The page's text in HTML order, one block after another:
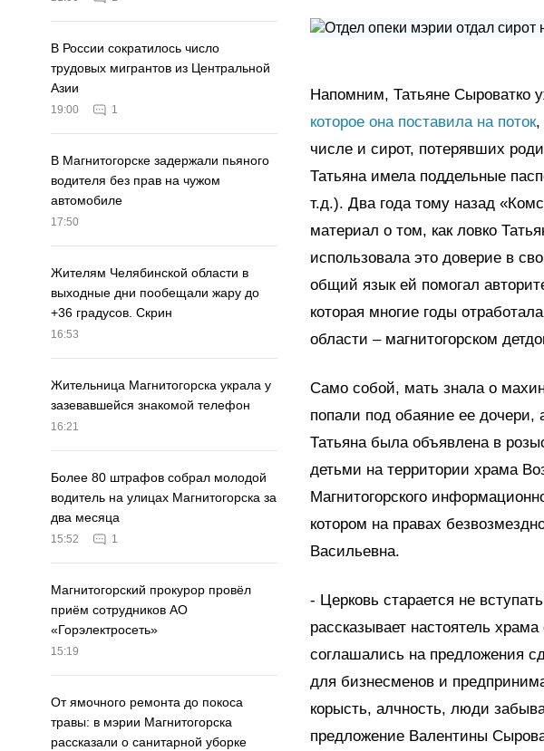
В России сократилось число
трудовых мигрантов из Центральной
Азии
19:00 1
В Магнитогорске задержали пьяного
водителя без прав на чужом
автомобиле
17:50
Жителям Челябинской области в
выходные дни пообещали жару до
+36 градусов. Скрин
16:53
Жительница Магнитогорска украла у
зазевавшейся знакомой телефон
16:21
Более 80 штрафов собрал молодой
водитель на улицах Магнитогорска за
два месяца
15:52 1
Магнитогорский прокурор провёл
приём сотрудников АО
«Горэлектросеть»
15:19
От ямочного ремонта до покоса
травы: в мэрии Магнитогорска
рассказали о санитарной уборке
Напомним, Татьяне Сыроватко
которое она поставила на поток,
числе и сирот, потерявших
Татьяна имела поддельные
т.д.). Два года тому назад
материал о том, как ловко
использовала это доверие в
общий язык ей помогал
которая многие годы
области – магнитогорском
Само собой, мать знала о
попали под обаяние ее дочери,
Татьяна была объявлена в
детьми на территории храма
Магнитогорского
котором на правах
Васильевна.
- Церковь старается не
рассказывает настоятель
соглашались на предложения
для бизнесменов и
корысть, алчность, люди
предложение Валентины